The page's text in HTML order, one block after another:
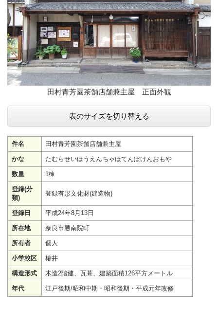
田村青芳園茶舗店舗兼主屋 正面外観
表のサイズを切り替える
件名 田村青芳園茶舗店舗兼主屋
かな たむらせいほうえんちゃほてんぽけんおもや
数量 1棟
登録(分
類)
登録有形文化財(建造物)
登録日 平成24年8月13日
所在地 奈良市勝南院町
所有者 個人
小学校区 椿井
構造形式 木造2階建、瓦葺、建築面積126平方メートル
年代 江戸後期/昭和中期・昭和後期・平成元年改修